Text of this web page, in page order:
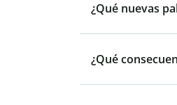
¿Qué nuevas
¿Qué